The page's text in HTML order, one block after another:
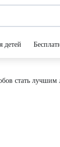
детей
стать